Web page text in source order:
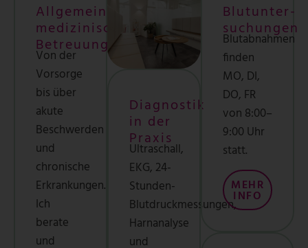
Allgemein­
medizinische
Betreuung
Von der
Vorsorge
bis über
akute
Beschwerden
und
chronische
Erkrankungen.
Ich
berate
und
Diagnostik
in der
Praxis
Ultraschall,
EKG, 24-
Stunden-
Blutdruckmessungen,
Harnanalyse
und
Blutunter­
suchungen
Blutabnahmen
finden
MO, DI,
DO, FR
von 8:00–
9:00 Uhr
statt.
MEHR
INFO